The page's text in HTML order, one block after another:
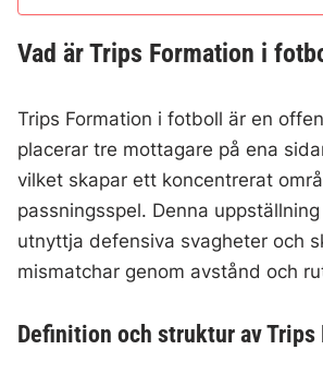
Vad är Trips Formation i
Trips Formation i fotboll är en
placerar tre mottagare på ena
vilket skapar ett koncentrerat
passningsspel. Denna
utnyttja defensiva svagheter och
mismatchar genom avstånd och
Definition och struktur av Trips